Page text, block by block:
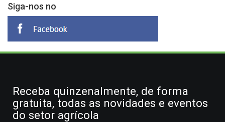
Siga-nos no
Receba quinzenalmente, de forma
gratuita, todas as novidades e eventos
do setor agrícola